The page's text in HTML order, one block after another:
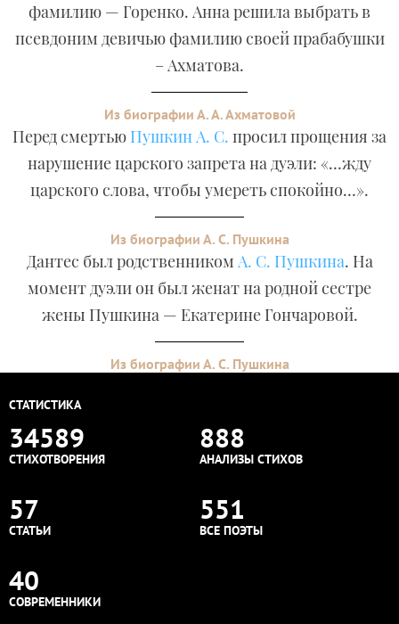
фамилию — Горенко. Анна решила выбрать в
псевдоним девичью фамилию своей прабабушки
– Ахматова.
Из биографии А. А. Ахматовой
Перед смертью Пушкин А. С. просил прощения за
нарушение царского запрета на дуэли: «…жду
царского слова, чтобы умереть спокойно…».
Из биографии А. С. Пушкина
Дантес был родственником А. С. Пушкина. На
момент дуэли он был женат на родной сестре
жены Пушкина — Екатерине Гончаровой.
Из биографии А. С. Пушкина
СТАТИСТИКА
34589
СТИХОТВОРЕНИЯ
888
АНАЛИЗЫ СТИХОВ
57
СТАТЬИ
551
ВСЕ ПОЭТЫ
40
СОВРЕМЕННИКИ